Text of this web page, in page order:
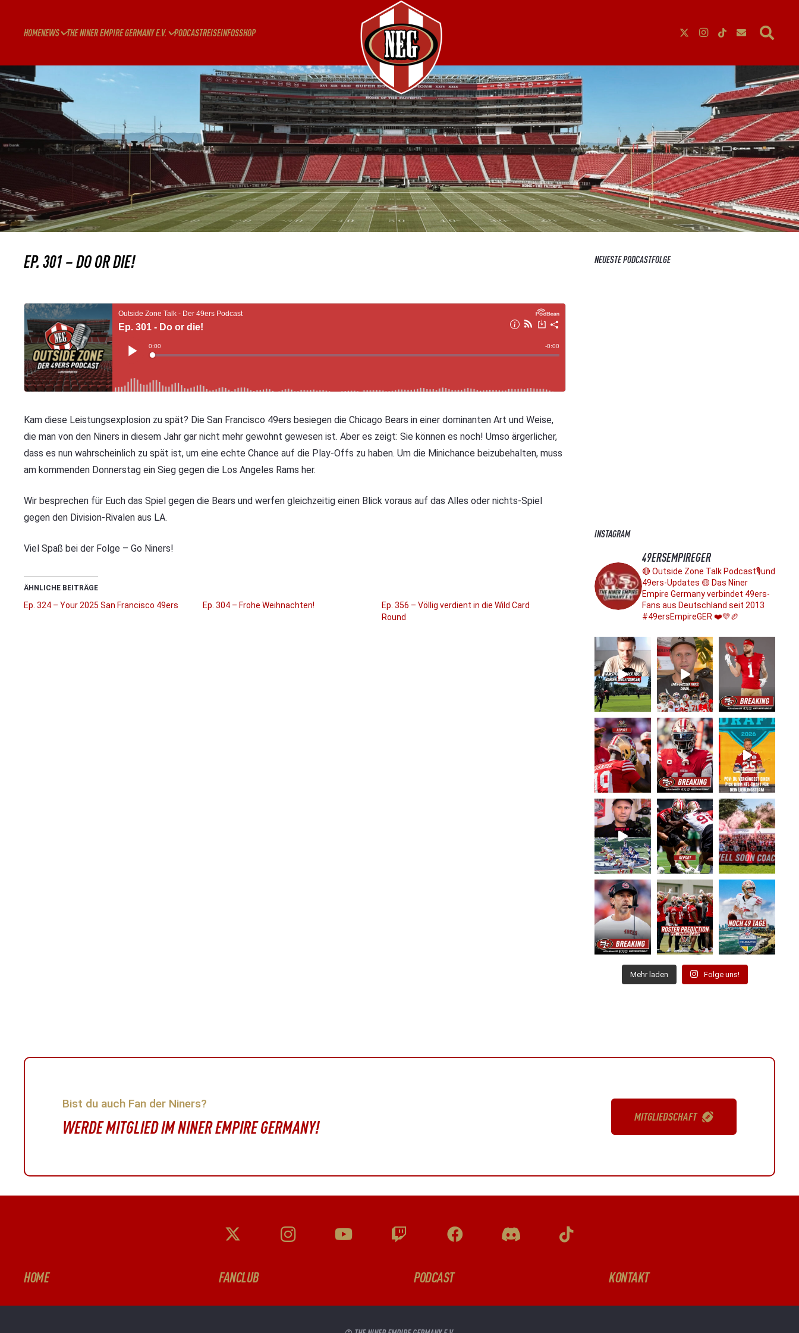
HOMENEWS THE NINER EMPIRE GERMANY E.V. PODCASTREISEINFOSSHOP
EP. 301 – DO OR DIE!
Kam diese Leistungsexplosion zu spät? Die San Francisco 49ers besiegen die Chicago Bears in einer dominanten Art und Weise,
die man von den Niners in diesem Jahr gar nicht mehr gewohnt gewesen ist. Aber es zeigt: Sie können es noch! Umso ärgerlicher,
dass es nun wahrscheinlich zu spät ist, um eine echte Chance auf die Play-Offs zu haben. Um die Minichance beizubehalten, muss
am kommenden Donnerstag ein Sieg gegen die Los Angeles Rams her.
Wir besprechen für Euch das Spiel gegen die Bears und werfen gleichzeitig einen Blick voraus auf das Alles oder nichts-Spiel
gegen den Division-Rivalen aus LA.
Viel Spaß bei der Folge – Go Niners!
ÄHNLICHE BEITRÄGE
Ep. 324 – Your 2025 San Francisco 49ers Ep. 304 – Frohe Weihnachten!
Ep. 356 – Völlig verdient in die Wild Card
Round
NEUESTE PODCASTFOLGE
INSTAGRAM
49ERSEMPIREGER
🔴 Outside Zone Talk Podcast🎙️und
49ers-Updates 🟡 Das Niner
Empire Germany verbindet 49ers-
Fans aus Deutschland seit 2013
#49ersEmpireGER ❤️💛🏉
Mehr laden Folge uns!
Bist du auch Fan der Niners?
WERDE MITGLIED IM NINER EMPIRE GERMANY!
MITGLIEDSCHAFT
HOME FANCLUB PODCAST KONTAKT